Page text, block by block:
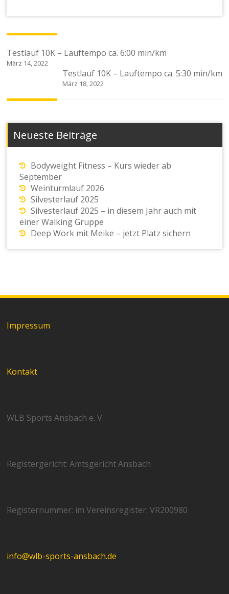
Beitragsnavigation
Testlauf 10K – Lauftempo ca. 6:00 min/km
März 14, 2022
Testlauf 10K – Lauftempo ca. 5:30 min/km
März 18, 2022
Neueste Beiträge
Bodyweight Fitness – Kurs wieder ab
September
Weinturmlauf 2026
Silvesterlauf 2025
Silvesterlauf 2025 – in diesem Jahr auch mit
einer Walking Gruppe
Deep Work mit Meike – jetzt Platz sichern
Impressum
Kontakt
WLB Sports Ansbach e. V.
Registergericht: Amtsgericht Ansbach
Registernummer: im Vereinsregister: VR200980
info@wlb-sports-ansbach.de